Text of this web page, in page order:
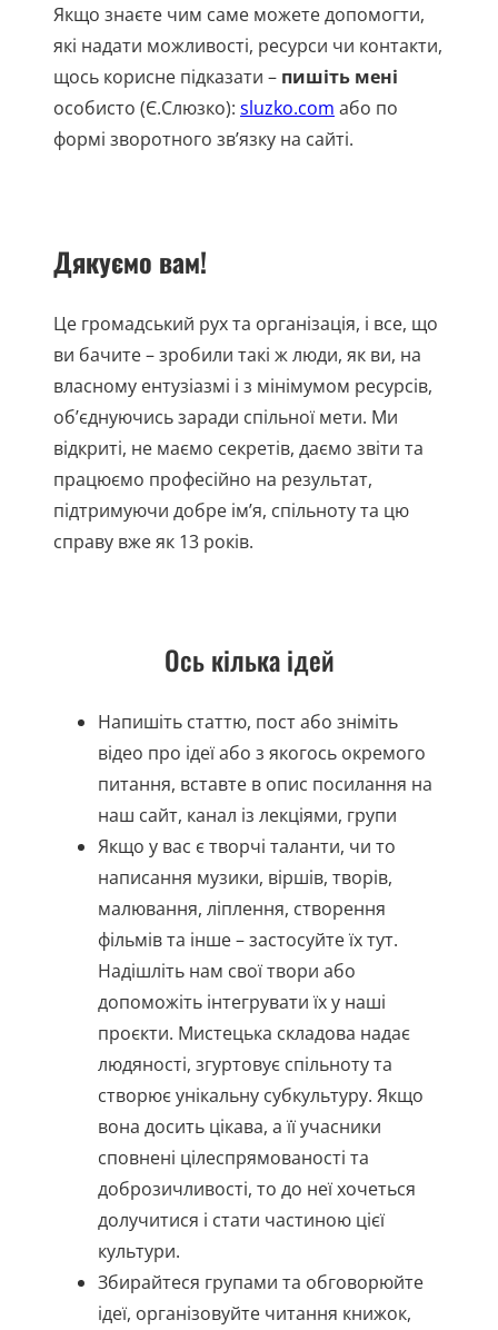
Якщо знаєте чим саме можете допомогти,
які надати можливості, ресурси чи контакти,
щось корисне підказати – пишіть мені
особисто (Є.Слюзко): sluzko.com або по
формі зворотного зв’язку на сайті.
Дякуємо вам!
Це громадський рух та організація, і все, що
ви бачите – зробили такі ж люди, як ви, на
власному ентузіазмі і з мінімумом ресурсів,
об’єднуючись заради спільної мети. Ми
відкриті, не маємо секретів, даємо звіти та
працюємо професійно на результат,
підтримуючи добре ім’я, спільноту та цю
справу вже як 13 років.
Ось кілька ідей
Напишіть статтю, пост або зніміть
відео про ідеї або з якогось окремого
питання, вставте в опис посилання на
наш сайт, канал із лекціями, групи
Якщо у вас є творчі таланти, чи то
написання музики, віршів, творів,
малювання, ліплення, створення
фільмів та інше – застосуйте їх тут.
Надішліть нам свої твори або
допоможіть інтегрувати їх у наші
проєкти. Мистецька складова надає
людяності, згуртовує спільноту та
створює унікальну субкультуру. Якщо
вона досить цікава, а її учасники
сповнені цілеспрямованості та
доброзичливості, то до неї хочеться
долучитися і стати частиною цієї
культури.
Збирайтеся групами та обговорюйте
ідеї, організовуйте читання книжок,